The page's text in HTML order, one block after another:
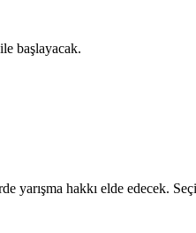
başlayacak.
yarışma hakkı elde edecek.